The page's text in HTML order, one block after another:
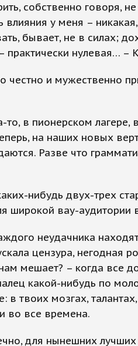
собственно говоря,
влияния у меня –
бывает, не в силах;
практически нулевая… –
честно и мужественно
то, в пионерском лагере,
на наших новых
Разве что
нибудь двух-трех
широкой вау-аудитории
неудачника
цензура, негодная
мешает? – когда все
какой-нибудь по
в твоих мозгах,
во все времена.
для нынешних